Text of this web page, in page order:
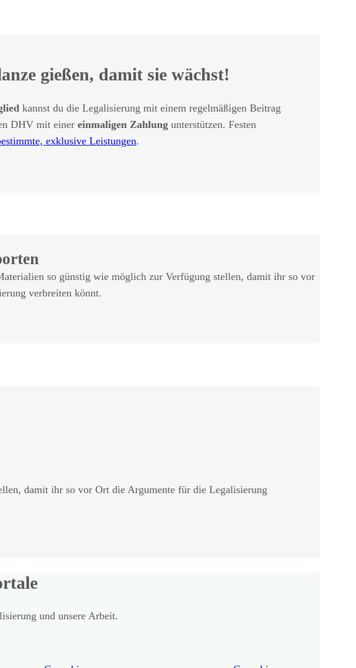
gießen, damit sie wächst!
kannst du die Legalisierung mit einem regelmäßigen Beitrag
DHV mit einereinmaligen Zahlung unterstützen. Festen
exklusive Leistungen.
so günstig wie möglich zur Verfügung stellen, damit ihr so vor
verbreiten könnt.
damit ihr so vor Ort die Argumente für die Legalisierung
und unsere Arbeit.